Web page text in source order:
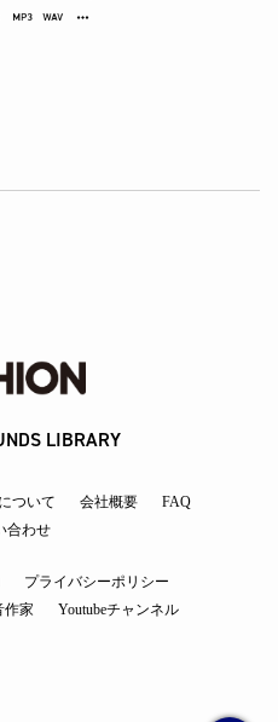
LIBRARY
ついて 会社概要
FAQ
合わせ
プライバシーポリシー
作家 Youtubeチャンネル